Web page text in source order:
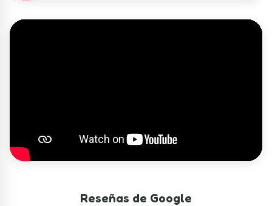
Reseñas de Google